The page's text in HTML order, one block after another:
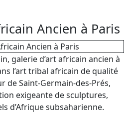
Ancien à Paris
galerie d’art africain ancien à
l’art tribal africain de qualité
de Saint-Germain-des-Prés,
exigeante de sculptures,
d’Afrique subsaharienne.